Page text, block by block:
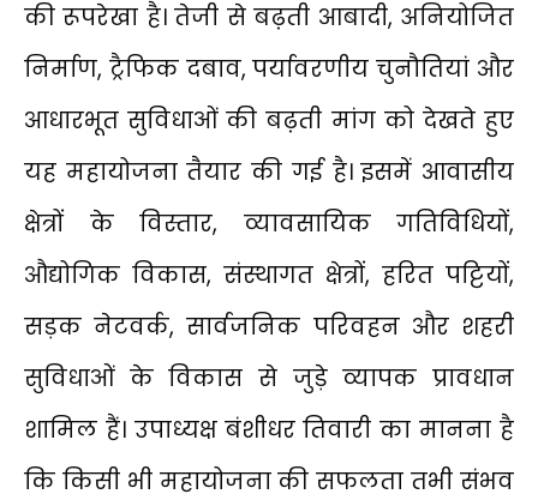
की रूपरेखा है। तेजी से बढ़ती आबादी, अनियोजित
निर्माण, ट्रैफिक दबाव, पर्यावरणीय चुनौतियां और
आधारभूत सुविधाओं की बढ़ती मांग को देखते हुए
यह महायोजना तैयार की गई है। इसमें आवासीय
क्षेत्रों के विस्तार, व्यावसायिक गतिविधियों,
औद्योगिक विकास, संस्थागत क्षेत्रों, हरित पट्टियों,
सड़क नेटवर्क, सार्वजनिक परिवहन और शहरी
सुविधाओं के विकास से जुड़े व्यापक प्रावधान
शामिल हैं। उपाध्यक्ष बंशीधर तिवारी का मानना है
कि किसी भी महायोजना की सफलता तभी संभव